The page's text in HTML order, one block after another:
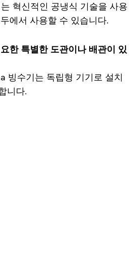
혁신적인 공냉식 기술을 사용
에서 사용할 수 있습니다.
한 특별한 도관이나 배관이 있
빙수기는 독립형 기기로 설치
니다.